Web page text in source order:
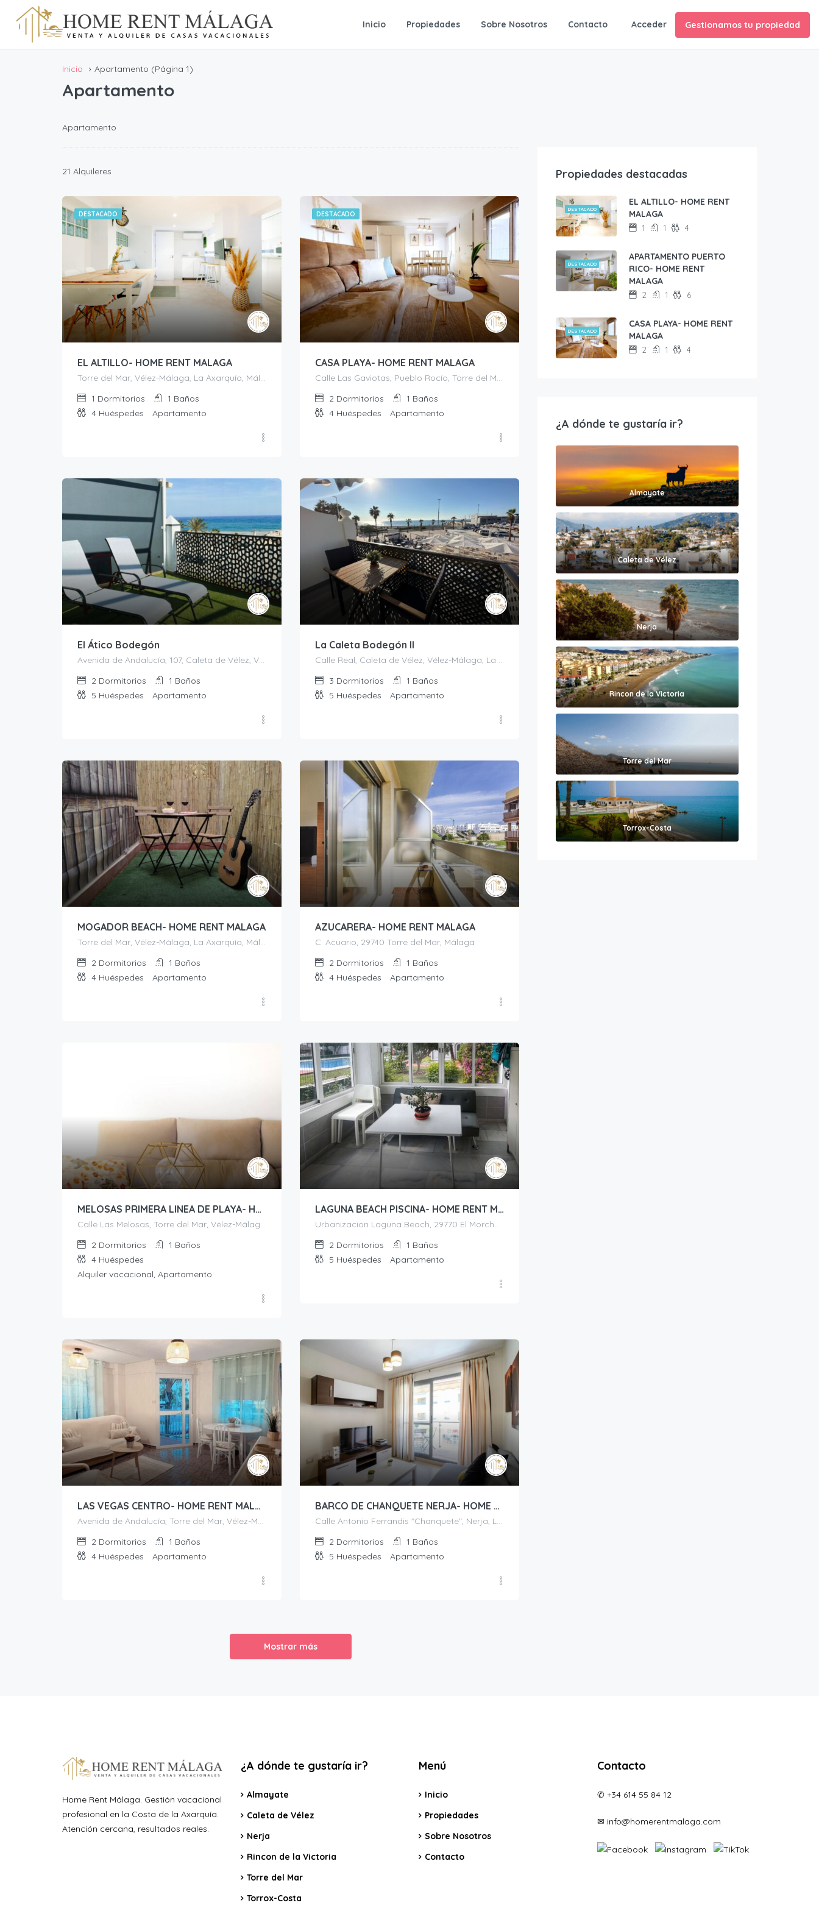
Inicio Propiedades Sobre Nosotros Contacto Acceder Gestionamos tu propiedad
Inicio Apartamento (Página 1)
Apartamento
Apartamento
21 Alquileres
DESTACADO
EL ALTILLO- HOME RENT MALAGA
Torre del Mar, Vélez-Málaga, La Axarquía, Málaga, Andalucía, 29740, España
1 Dormitorios 1 Baños
4 Huéspedes Apartamento
DESTACADO
CASA PLAYA- HOME RENT MALAGA
Calle Las Gaviotas, Pueblo Rocío, Torre del Mar, Vélez-Málaga, La Axarquía, Málaga, Andalucía, 29740, España
2 Dormitorios 1 Baños
4 Huéspedes Apartamento
El Ático Bodegón
Avenida de Andalucía, 107, Caleta de Vélez, Vélez-Málaga, La Axarquía, Málaga, Andalucía, 29751, España
2 Dormitorios 1 Baños
5 Huéspedes Apartamento
La Caleta Bodegón II
Calle Real, Caleta de Vélez, Vélez-Málaga, La Axarquía, Málaga, Andalucía, 29751, España
3 Dormitorios 1 Baños
5 Huéspedes Apartamento
MOGADOR BEACH- HOME RENT MALAGA
Torre del Mar, Vélez-Málaga, La Axarquía, Málaga, Andalucía, 29740, España
2 Dormitorios 1 Baños
4 Huéspedes Apartamento
AZUCARERA- HOME RENT MALAGA
C. Acuario, 29740 Torre del Mar, Málaga
2 Dormitorios 1 Baños
4 Huéspedes Apartamento
MELOSAS PRIMERA LINEA DE PLAYA- HOME RENT MALAGA
Calle Las Melosas, Torre del Mar, Vélez-Málaga, La Axarquía, Málaga, Andalucía, 29740, España
2 Dormitorios 1 Baños
4 Huéspedes
Alquiler vacacional, Apartamento
LAGUNA BEACH PISCINA- HOME RENT MALAGA
Urbanizacion Laguna Beach, 29770 El Morche, Málaga
2 Dormitorios 1 Baños
5 Huéspedes Apartamento
LAS VEGAS CENTRO- HOME RENT MALAGA
Avenida de Andalucía, Torre del Mar, Vélez-Málaga, La Axarquía, Málaga, Andalucía, 29740, España
2 Dormitorios 1 Baños
4 Huéspedes Apartamento
BARCO DE CHANQUETE NERJA- HOME RENT MALAGA
Calle Antonio Ferrandis "Chanquete", Nerja, La Axarquía, Málaga, Andalucía, 29780, España
2 Dormitorios 1 Baños
5 Huéspedes Apartamento
Mostrar más
Propiedades destacadas
DESTACADO
EL ALTILLO- HOME RENT
MALAGA
1 1 4
DESTACADO
APARTAMENTO PUERTO
RICO- HOME RENT
MALAGA
2 1 6
DESTACADO
CASA PLAYA- HOME RENT
MALAGA
2 1 4
¿A dónde te gustaría ir?
Almayate
Caleta de Vélez
Nerja
Rincon de la Victoria
Torre del Mar
Torrox-Costa
Home Rent Málaga. Gestión vacacional
profesional en la Costa de la Axarquía.
Atención cercana, resultados reales.
¿A dónde te gustaría ir?
Almayate
Caleta de Vélez
Nerja
Rincon de la Victoria
Torre del Mar
Torrox-Costa
Menú
Inicio
Propiedades
Sobre Nosotros
Contacto
Contacto
✆ +34 614 55 84 12
✉ info@homerentmalaga.com